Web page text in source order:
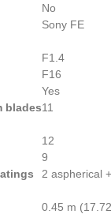
No
Sony FE
F1.4
F16
Yes
blades11
12
9
2 aspherical
0.45 m